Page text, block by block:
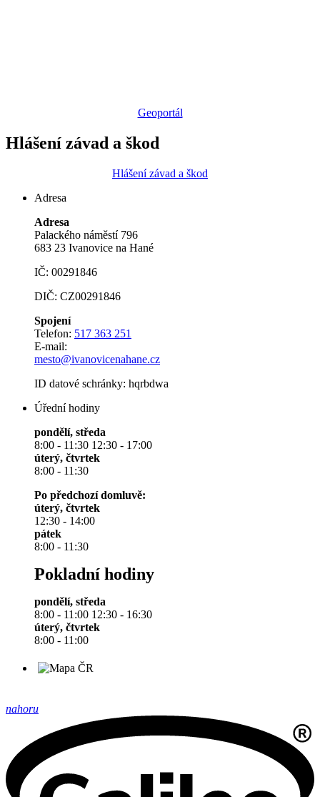
Geoportál
Hlášení závad a škod
Hlášení závad a škod
Adresa
Adresa
Palackého náměstí 796
683 23 Ivanovice na Hané
IČ: 00291846
DIČ: CZ00291846
Spojení
Telefon: 517 363 251
E-mail:
mesto@ivanovicenahane.cz
ID datové schránky: hqrbdwa
Úřední hodiny
pondělí, středa
8:00 - 11:30 12:30 - 17:00
úterý, čtvrtek
8:00 - 11:30
Po předchozí domluvě:
úterý, čtvrtek
12:30 - 14:00
pátek
8:00 - 11:30
Pokladní hodiny
pondělí, středa
8:00 - 11:00 12:30 - 16:30
úterý, čtvrtek
8:00 - 11:00
nahoru